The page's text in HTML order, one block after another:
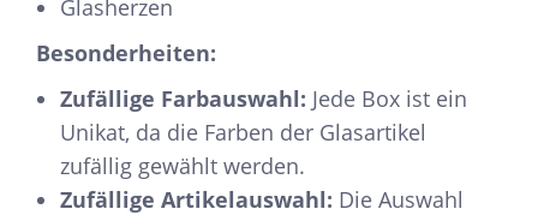
Glasherzen
Besonderheiten:
Zufällige Farbauswahl: Jede Box ist ein
Unikat, da die Farben der Glasartikel
zufällig gewählt werden.
Zufällige Artikelauswahl: Die Auswahl